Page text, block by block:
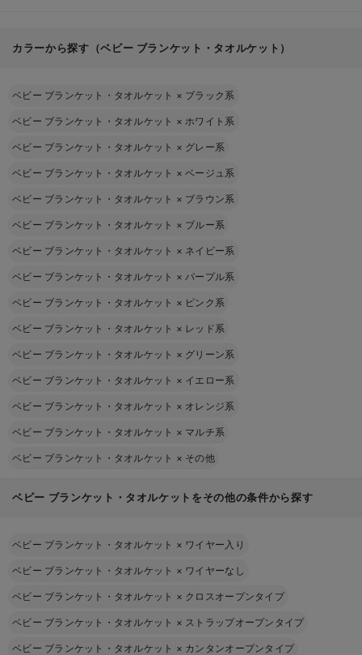
カラーから探す（ベビー ブランケット・タオルケット）
ベビー ブランケット・タオルケット × ブラック系
ベビー ブランケット・タオルケット ×ホワイト系
ベビー ブランケット・タオルケット × グレー系
ベビー ブランケット・タオルケット ×ベージュ系
ベビー ブランケット・タオルケット × ブラウン系
ベビー ブランケット・タオルケット × ブルー系
ベビー ブランケット・タオルケット × ネイビー系
ベビー ブランケット・タオルケット ×パープル系
ベビー ブランケット・タオルケット × ピンク系
ベビー ブランケット・タオルケット × レッド系
ベビー ブランケット・タオルケット × グリーン系
ベビー ブランケット・タオルケット × イエロー系
ベビー ブランケット・タオルケット × オレンジ系
ベビー ブランケット・タオルケット × マルチ系
ベビー ブランケット・タオルケット × その他
ベビー ブランケット・タオルケットをその他の条件から探す
ベビー ブランケット・タオルケット × ワイヤー入り
ベビー ブランケット・タオルケット × ワイヤーなし
ベビー ブランケット・タオルケット × クロスオープンタイプ
ベビー ブランケット・タオルケット × ストラップオープンタイプ
ベビー ブランケット・タオルケット × カンタンオープンタイプ